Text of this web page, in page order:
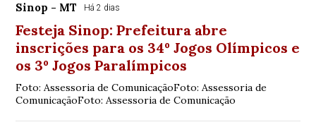
Sinop - MT Há 2 dias
Festeja Sinop: Prefeitura abre
inscrições para os 34º Jogos Olímpicos e
os 3º Jogos Paralímpicos
Foto: Assessoria de ComunicaçãoFoto: Assessoria de
ComunicaçãoFoto: Assessoria de Comunicação